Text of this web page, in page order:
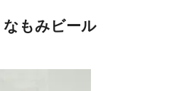
もみビール